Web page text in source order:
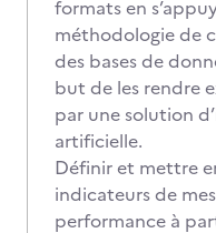
formats en
méthodologie de
des bases de
but de les rendre
par une solution
artificielle.
Définir et mettre
indicateurs de
performance à